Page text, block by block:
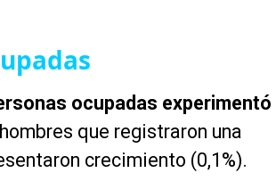
ocupadas experimentó
que registraron una
crecimiento (0,1%).